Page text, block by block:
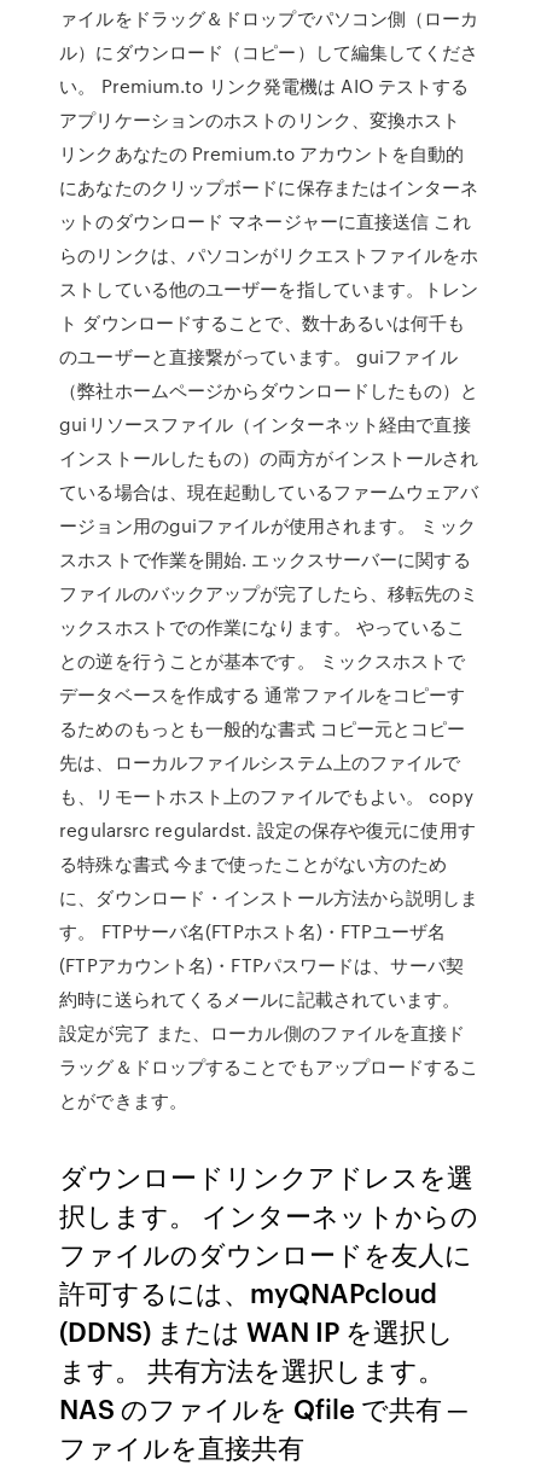
ァイルをドラッグ＆ドロップでパソコン側（ローカ
ル）にダウンロード（コピー）して編集してくださ
い。 Premium.to リンク発電機は AIO テストする
アプリケーションのホストのリンク、変換ホスト
リンクあなたの Premium.to アカウントを自動的
にあなたのクリップボードに保存またはインターネ
ットのダウンロード マネージャーに直接送信 これ
らのリンクは、パソコンがリクエストファイルをホ
ストしている他のユーザーを指しています。トレン
ト ダウンロードすることで、数十あるいは何千も
のユーザーと直接繋がっています。 guiファイル
（弊社ホームページからダウンロードしたもの）と
guiリソースファイル（インターネット経由で直接
インストールしたもの）の両方がインストールされ
ている場合は、現在起動しているファームウェアバ
ージョン用のguiファイルが使用されます。 ミック
スホストで作業を開始. エックスサーバーに関する
ファイルのバックアップが完了したら、移転先のミ
ックスホストでの作業になります。 やっているこ
との逆を行うことが基本です。 ミックスホストで
データベースを作成する 通常ファイルをコピーす
るためのもっとも一般的な書式 コピー元とコピー
先は、ローカルファイルシステム上のファイルで
も、リモートホスト上のファイルでもよい。 copy
regularsrc regulardst. 設定の保存や復元に使用す
る特殊な書式 今まで使ったことがない方のため
に、ダウンロード・インストール方法から説明しま
す。 FTPサーバ名(FTPホスト名)・FTPユーザ名
(FTPアカウント名)・FTPパスワードは、サーバ契
約時に送られてくるメールに記載されています。
設定が完了 また、ローカル側のファイルを直接ド
ラッグ＆ドロップすることでもアップロードするこ
とができます。
ダウンロードリンクアドレスを選
択します。 インターネットからの
ファイルのダウンロードを友人に
許可するには、myQNAPcloud
(DDNS) または WAN IP を選択し
ます。 共有方法を選択します。
NAS のファイルを Qfile で共有 ─
ファイルを直接共有